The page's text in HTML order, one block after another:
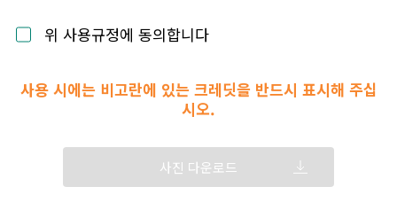
위 사용규정에 동의합니다
사용 시에는 비고란에 있는 크레딧을 반드시 표시해 주십
시오.
사진 다운로드